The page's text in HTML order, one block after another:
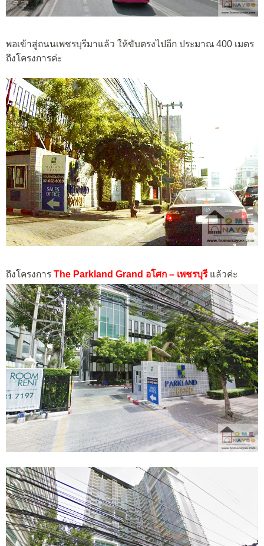
พอเข้าสู่ถนนเพชรบุรีมาแล้ว ให้ขับตรงไปอีก ประมาณ 400 เมตร
ถึงโครงการค่ะ
ถึงโครงการ The Parkland Grand อโศก – เพชรบุรีแล้วค่ะ